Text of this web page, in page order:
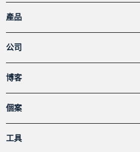
產品
公司
博客
個案
工具